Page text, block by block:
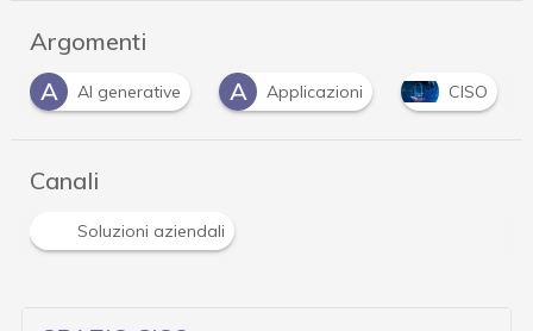
Argomenti
A
AI generative A Applicazioni CISO
Canali
Soluzioni aziendali